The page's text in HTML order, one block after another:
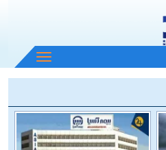
باز
و
منو